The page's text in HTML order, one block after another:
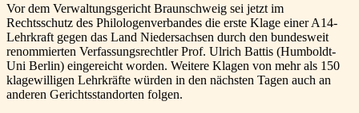
Vor dem Verwaltungsgericht Braunschweig sei jetzt im
Rechtsschutz des Philologenverbandes die erste Klage einer A14-
Lehrkraft gegen das Land Niedersachsen durch den bundesweit
renommierten Verfassungsrechtler Prof. Ulrich Battis (Humboldt-
Uni Berlin) eingereicht worden. Weitere Klagen von mehr als 150
klagewilligen Lehrkräfte würden in den nächsten Tagen auch an
anderen Gerichtsstandorten folgen.